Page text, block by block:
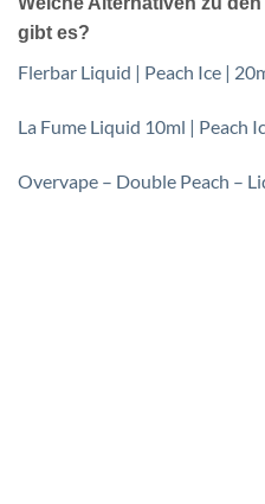
gibt es?
Flerbar Liquid | Peach Ice |
La Fume Liquid 10ml | Peach
Overvape – Double Peach –